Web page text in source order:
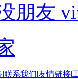
朋友
|联系我们|友情链接|